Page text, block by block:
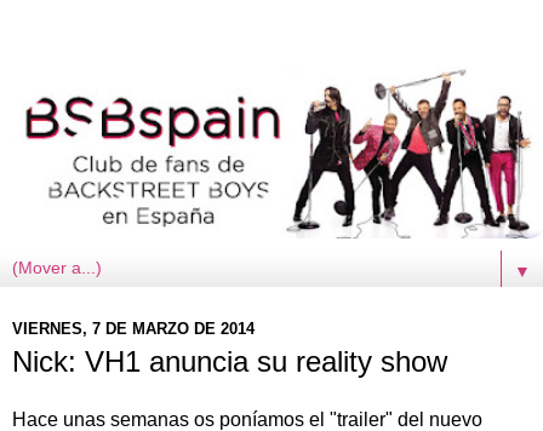
▼
VIERNES, 7 DE MARZO DE 2014
Nick: VH1 anuncia su reality show
Hace unas semanas os poníamos el "trailer" del nuevo